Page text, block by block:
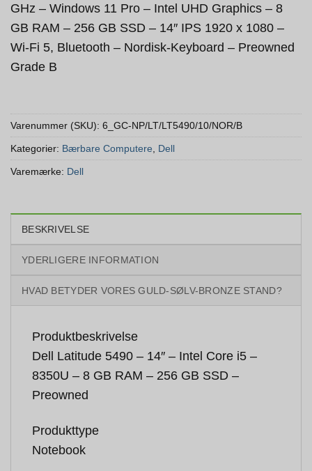
GHz – Windows 11 Pro – Intel UHD Graphics – 8
GB RAM – 256 GB SSD – 14″ IPS 1920 x 1080 –
Wi-Fi 5, Bluetooth – Nordisk-Keyboard – Preowned
Grade B
Varenummer (SKU): 6_GC-NP/LT/LT5490/10/NOR/B
Kategorier: Bærbare Computere Dell
Varemærke: Dell
BESKRIVELSE
YDERLIGERE INFORMATION
HVAD BETYDER VORES GULD-SØLV-BRONZE STAND?
Produktbeskrivelse
Dell Latitude 5490 – 14″ – Intel Core i5 –
8350U – 8 GB RAM – 256 GB SSD –
Preowned
Produkttype
Notebook